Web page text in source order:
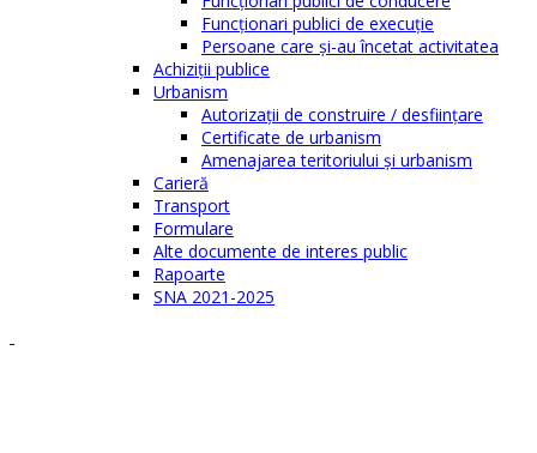
Funcționari publici de execuție
Persoane care şi-au încetat activitatea
Achiziţii publice
Urbanism
Autorizații de construire / desființare
Certificate de urbanism
Amenajarea teritoriului şi urbanism
Carieră
Transport
Formulare
Alte documente de interes public
Rapoarte
SNA 2021-2025